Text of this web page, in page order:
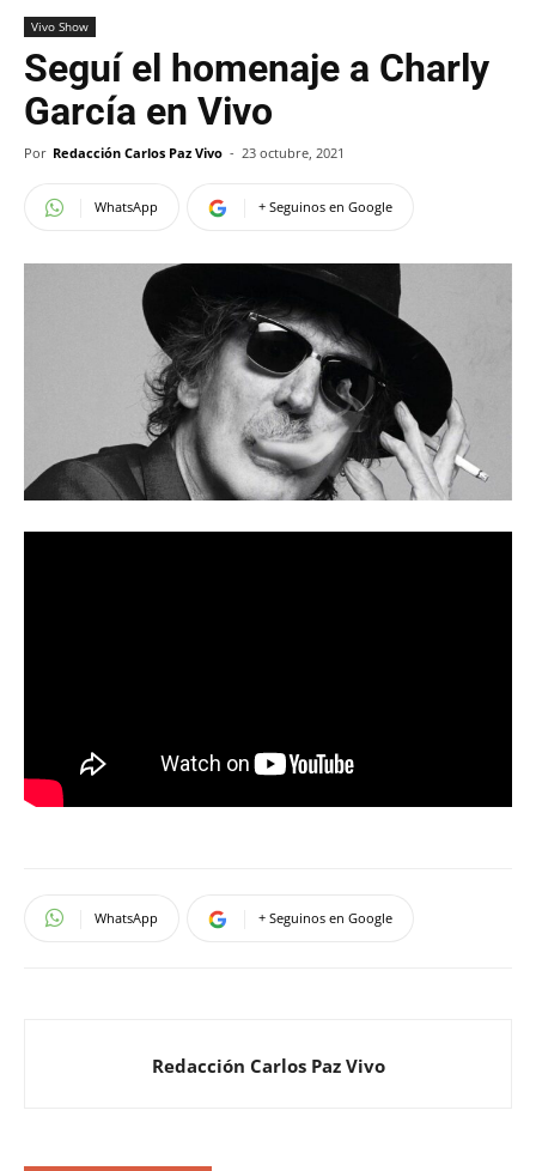
Vivo Show
Seguí el homenaje a Charly
García en Vivo
Por Redacción Carlos Paz Vivo - 23 octubre, 2021
WhatsApp + Seguinos en Google
WhatsApp + Seguinos en Google
Redacción Carlos Paz Vivo